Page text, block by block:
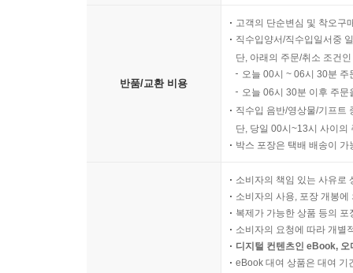
반품/교환 비용
고객의 단순변심 및 착오구
직수입양서/직수입일서중
단, 아래의 주문/취소 조건
오늘 00시 ~ 06시 30분
오늘 06시 30분 이후 주
직수입 음반/영상물/기프트
단, 당일 00시~13시 사이의
박스 포장은 택배 배송이
소비자의 책임 있는 사유로
소비자의 사용, 포장 개봉
복제가 가능한 상품 등의
소비자의 요청에 따라 개별
디지털 컨텐츠인 eBook,
eBook 대여 상품은 대여 기